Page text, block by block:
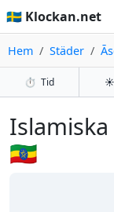
🇸🇪 Klockan.net
Hem Städer
⏱️ Tid ☀️
🇪🇹